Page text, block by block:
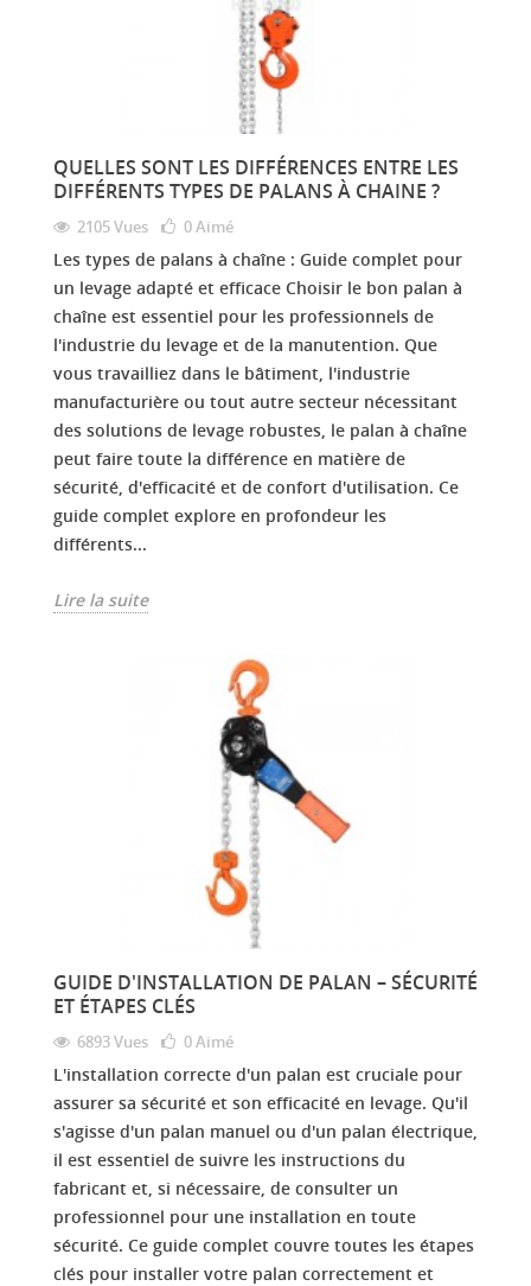
QUELLES SONT LES DIFFÉRENCES ENTRE LES
DIFFÉRENTS TYPES DE PALANS À CHAINE ?
2105 Vues 0Aimé
Les types de palans à chaîne : Guide complet pour
un levage adapté et efficace Choisir le bon palan à
chaîne est essentiel pour les professionnels de
l'industrie du levage et de la manutention. Que
vous travailliez dans le bâtiment, l'industrie
manufacturière ou tout autre secteur nécessitant
des solutions de levage robustes, le palan à chaîne
peut faire toute la différence en matière de
sécurité, d'efficacité et de confort d'utilisation. Ce
guide complet explore en profondeur les
différents...
Lire la suite
GUIDE D'INSTALLATION DE PALAN – SÉCURITÉ
ET ÉTAPES CLÉS
6893 Vues 0Aimé
L'installation correcte d'un palan est cruciale pour
assurer sa sécurité et son efficacité en levage. Qu'il
s'agisse d'un palan manuel ou d'un palan électrique,
il est essentiel de suivre les instructions du
fabricant et, si nécessaire, de consulter un
professionnel pour une installation en toute
sécurité. Ce guide complet couvre toutes les étapes
clés pour installer votre palan correctement et